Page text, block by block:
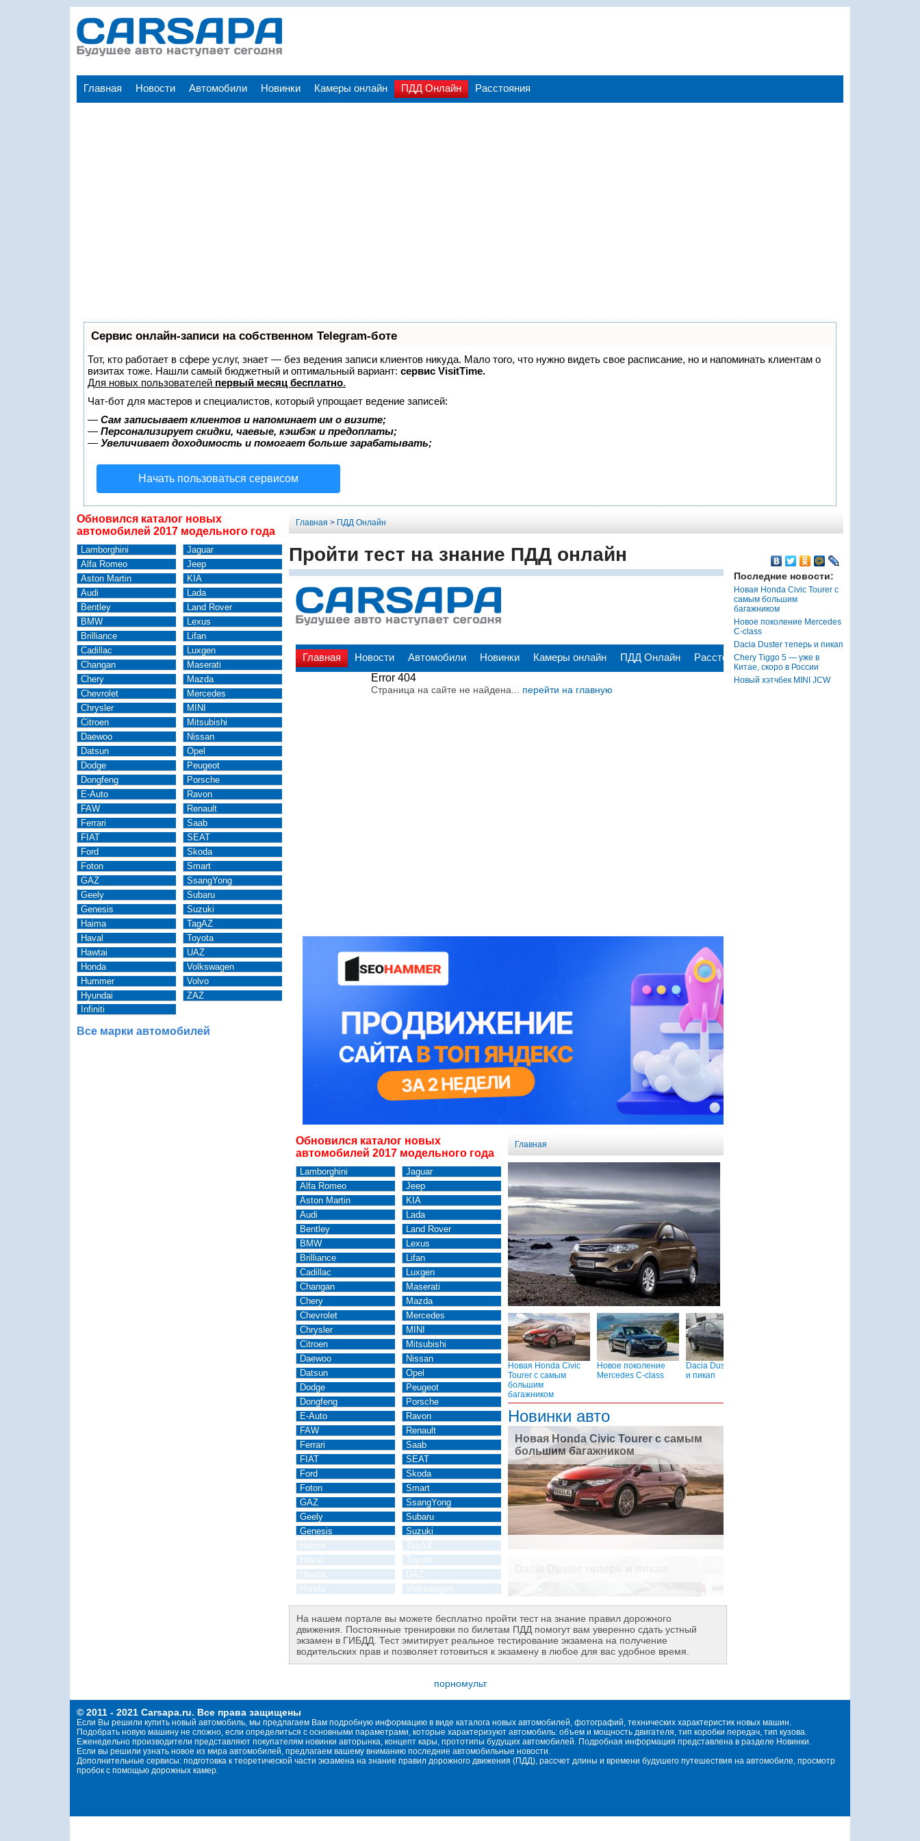
Главная Новости Автомобили Новинки Камеры онлайн ПДД Онлайн Расстояния
Сервис онлайн-записи на собственном Telegram-боте
Тот, кто работает в сфере услуг, знает — без ведения записи клиентов никуда. Мало того, что нужно видеть свое расписание, но и напоминать клиентам о
визитах тоже. Нашли самый бюджетный и оптимальный вариант: сервис VisitTime.
Для новых пользователей первый месяц бесплатно.
Чат-бот для мастеров и специалистов, который упрощает ведение записей:
— Сам записывает клиентов и напоминает им о визите;
— Персонализирует скидки, чаевые, кэшбэк и предоплаты;
— Увеличивает доходимость и помогает больше зарабатывать;
Начать пользоваться сервисом
Обновился каталог новых
автомобилей 2017 модельного года
Lamborghini
Alfa Romeo
Aston Martin
Audi
Bentley
BMW
Brilliance
Cadillac
Changan
Chery
Chevrolet
Chrysler
Citroen
Daewoo
Datsun
Dodge
Dongfeng
E-Auto
FAW
Ferrari
FIAT
Ford
Foton
GAZ
Geely
Genesis
Haima
Haval
Hawtai
Honda
Hummer
Hyundai
Infiniti
Jaguar
Jeep
KIA
Lada
Land Rover
Lexus
Lifan
Luxgen
Maserati
Mazda
Mercedes
MINI
Mitsubishi
Nissan
Opel
Peugeot
Porsche
Ravon
Renault
Saab
SEAT
Skoda
Smart
SsangYong
Subaru
Suzuki
TagAZ
Toyota
UAZ
Volkswagen
Volvo
ZAZ
Все марки автомобилей
Главная > ПДД Онлайн
Пройти тест на знание ПДД онлайн
На нашем портале вы можете бесплатно пройти тест на знание правил дорожного
движения. Постоянные тренировки по билетам ПДД помогут вам уверенно сдать устный
экзамен в ГИБДД. Тест эмитирует реальное тестирование экзамена на получение
водительских прав и позволяет готовиться к экзамену в любое для вас удобное время.
Последние новости:
Новая Honda Civic Tourer с
самым большим
багажником
Новое поколение Mercedes
C-class
Dacia Duster теперь и пикап
Chery Tiggo 5 — уже в
Китае, скоро в России
Новый хэтчбек MINI JCW
порномульт
© 2011 - 2021 Carsapa.ru. Все права защищены
Если Вы решили купить новый автомобиль, мы предлагаем Вам подробную информацию в виде каталога новых автомобилей, фотографий, технических характеристик новых машин.
Подобрать новую машину не сложно, если определиться с основными параметрами, которые характеризуют автомобиль: объем и мощность двигателя, тип коробки передач, тип кузова.
Еженедельно производители представляют покупателям новинки авторынка, концепт кары, прототипы будущих автомобилей. Подробная информация представлена в разделе Новинки.
Если вы решили узнать новое из мира автомобилей, предлагаем вашему вниманию последние автомобильные новости.
Дополнительные сервисы: подготовка к теоретической части экзамена на знание правил дорожного движения (ПДД), рассчет длины и времени будушего путешествия на автомобиле, просмотр
пробок с помощью дорожных камер.